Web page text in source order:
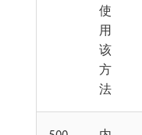
使
用
该
方
法